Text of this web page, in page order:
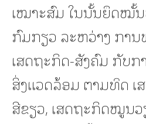
ເໝາະສົມ ໃນນັ້ນຍຶດໝັ້ນ
ກົມກຽວ ລະຫວ່າງ ກາ
ເສດຖະກິດ-ສັງຄົມ ກັບ
ສິ່ງແວດລ້ອມ ຕາມທິດ ເ
ສີຂຽວ, ເສດຖະກິດໝູນວ